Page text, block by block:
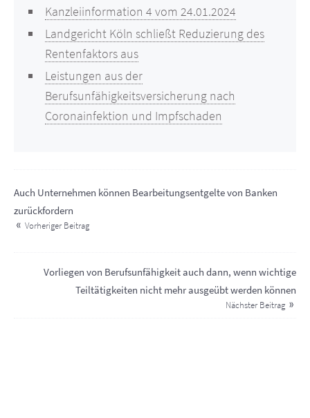
Kanzleiinformation 4 vom 24.01.2024
Landgericht Köln schließt Reduzierung des
Rentenfaktors aus
Leistungen aus der
Berufsunfähigkeitsversicherung nach
Coronainfektion und Impfschaden
Auch Unternehmen können Bearbeitungsentgelte von Banken
zurückfordern
Vorheriger Beitrag
Vorliegen von Berufsunfähigkeit auch dann, wenn wichtige
Teiltätigkeiten nicht mehr ausgeübt werden können
Nächster Beitrag